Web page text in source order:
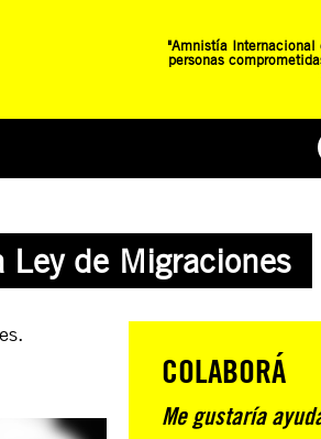
"Amnistía
personas
de Migraciones
COLABORÁ
Me gustaría